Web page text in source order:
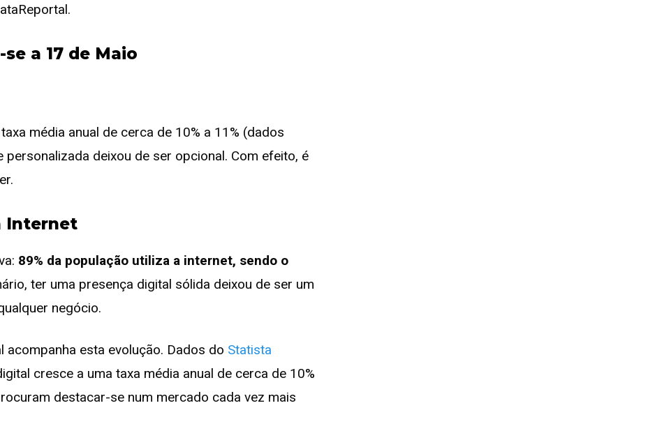
a 17 de Maio
média anual de cerca de 10% a 11% (dados
deixou de ser opcional. Com efeito, é
Internet
89% da população utiliza a internet, sendo o
ter uma presença digital sólida deixou de ser um
negócio.
esta evolução. Dados do Statista
cresce a uma taxa média anual de cerca de 10%
destacar-se num mercado cada vez mais